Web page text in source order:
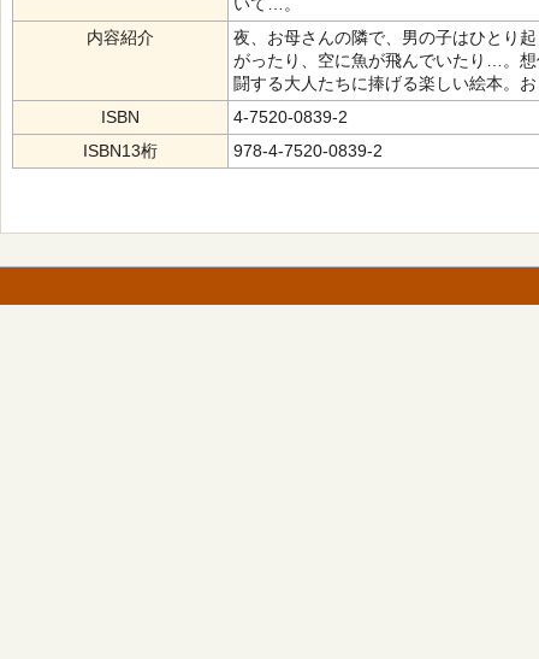
内容紹介
夜、お母さんの隣で、男の子はひとり
がったり、空に魚が飛んでいたり…。
闘する大人たちに捧げる楽しい絵本。
ISBN
4-7520-0839-2
ISBN13桁
978-4-7520-0839-2